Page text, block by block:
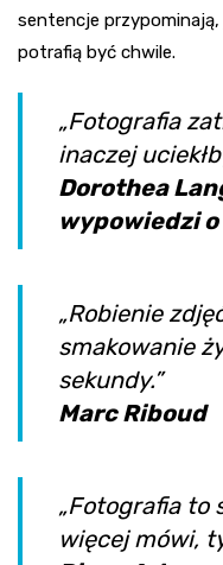
sentencje przypominają,
potrafią być chwile.
„Fotografia
inaczej
Dorothea
wypowiedzi
„Robienie
smakowanie
sekundy.”
Marc Riboud
„Fotografia to
więcej mówi,